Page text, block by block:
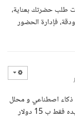
طلب حضرتك بعناية،
فإدارة الحضور
اصطناعي و محلل
بيانات لدي مشاريع اكسيل و استطيع القيام بما تريده فقط ب 15 دولار